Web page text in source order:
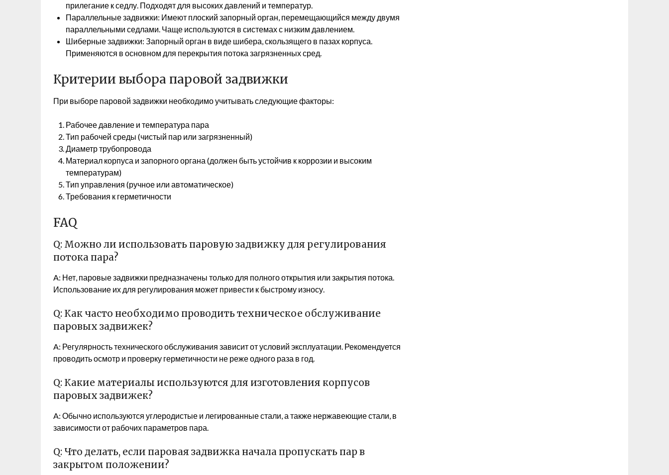
прилегание к седлу. Подходят для высоких давлений и температур.
Параллельные задвижки: Имеют плоский запорный орган, перемещающийся между двумя
параллельными седлами. Чаще используются в системах с низким давлением.
Шиберные задвижки: Запорный орган в виде шибера, скользящего в пазах корпуса.
Применяются в основном для перекрытия потока загрязненных сред.
Критерии выбора паровой задвижки
При выборе паровой задвижки необходимо учитывать следующие факторы:
Рабочее давление и температура пара
Тип рабочей среды (чистый пар или загрязненный)
Диаметр трубопровода
Материал корпуса и запорного органа (должен быть устойчив к коррозии и высоким
температурам)
Тип управления (ручное или автоматическое)
Требования к герметичности
FAQ
Q: Можно ли использовать паровую задвижку для регулирования
потока пара?
A: Нет, паровые задвижки предназначены только для полного открытия или закрытия потока.
Использование их для регулирования может привести к быстрому износу.
Q: Как часто необходимо проводить техническое обслуживание
паровых задвижек?
A: Регулярность технического обслуживания зависит от условий эксплуатации. Рекомендуется
проводить осмотр и проверку герметичности не реже одного раза в год.
Q: Какие материалы используются для изготовления корпусов
паровых задвижек?
A: Обычно используются углеродистые и легированные стали, а также нержавеющие стали, в
зависимости от рабочих параметров пара.
Q: Что делать, если паровая задвижка начала пропускать пар в
закрытом положении?